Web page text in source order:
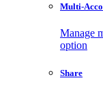
Multi-
Manage
option
Share